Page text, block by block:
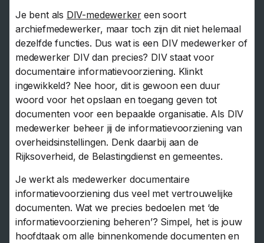
Je bent als DIV-medewerkereen soort
archiefmedewerker, maar toch zijn dit niet helemaal
dezelfde functies. Dus wat is een DIV medewerker of
medewerker DIV dan precies? DIV staat voor
documentaire informatievoorziening. Klinkt
ingewikkeld? Nee hoor, dit is gewoon een duur
woord voor het opslaan en toegang geven tot
documenten voor een bepaalde organisatie. Als DIV
medewerker beheer jij de informatievoorziening van
overheidsinstellingen. Denk daarbij aan de
Rijksoverheid, de Belastingdienst en gemeentes.
Je werkt als medewerker documentaire
informatievoorziening dus veel met vertrouwelijke
documenten. Wat we precies bedoelen met ‘de
informatievoorziening beheren’? Simpel, het is jouw
hoofdtaak om alle binnenkomende documenten en